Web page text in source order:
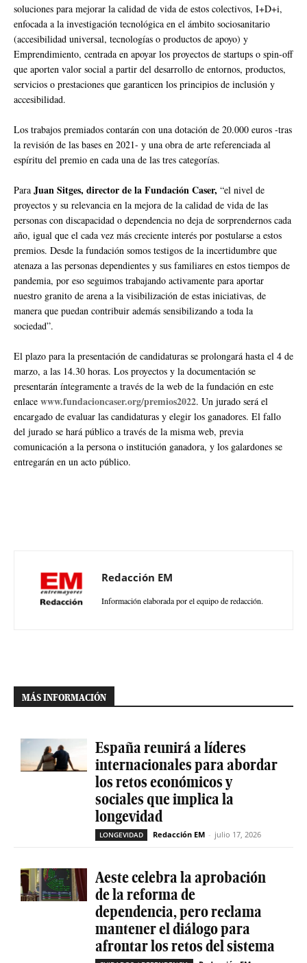
soluciones para mejorar la calidad de vida de estos colectivos, I+D+i,
enfocada a la investigación tecnológica en el ámbito sociosanitario
(accesibilidad universal, tecnologías o productos de apoyo) y
Emprendimiento, centrada en apoyar los proyectos de startups o spin-off
que aporten valor social a partir del desarrollo de entornos, productos,
servicios o prestaciones que garanticen los principios de inclusión y
accesibilidad.
Los trabajos premiados contarán con una dotación de 20.000 euros -tras
la revisión de las bases en 2021- y una obra de arte referenciada al
espíritu del premio en cada una de las tres categorías.
Para Juan Sitges, director de la Fundación Caser, “el nivel de
proyectos y su relevancia en la mejora de la calidad de vida de las
personas con discapacidad o dependencia no deja de sorprendernos cada
año, igual que el cada vez más creciente interés por postularse a estos
premios. Desde la fundación somos testigos de la incertidumbre que
atenaza a las personas dependientes y sus familiares en estos tiempos de
pandemia, por eso seguimos trabajando activamente para aportar
nuestro granito de arena a la visibilización de estas iniciativas, de
manera que puedan contribuir además sensibilizando a toda la
sociedad”.
El plazo para la presentación de candidaturas se prolongará hasta el 4 de
marzo, a las 14.30 horas. Los proyectos y la documentación se
presentarán íntegramente a través de la web de la fundación en este
enlace www.fundacioncaser.org/premios2022. Un jurado será el
encargado de evaluar las candidaturas y elegir los ganadores. El fallo
del jurado se hará público a través de la misma web, previa
comunicación a la persona o institución ganadora, y los galardones se
entregarán en un acto público.
Redacción EM
Información elaborada por el equipo de redacción.
MÁS INFORMACIÓN
España reunirá a líderes
internacionales para abordar
los retos económicos y
sociales que implica la
longevidad
LONGEVIDAD Redacción EM - julio 17, 2026
Aeste celebra la aprobación
de la reforma de
dependencia, pero reclama
mantener el diálogo para
afrontar los retos del sistema